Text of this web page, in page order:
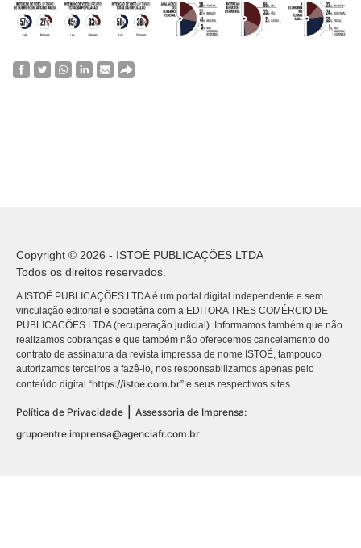
Copyright © 2026 - ISTOÉ PUBLICAÇÕES LTDA
Todos os direitos reservados.
A ISTOÉ PUBLICAÇÕES LTDA é um portal digital independente e sem
vinculação editorial e societária com a EDITORA TRES COMÉRCIO DE
PUBLICACÕES LTDA (recuperação judicial). Informamos também que não
realizamos cobranças e que também não oferecemos cancelamento do
contrato de assinatura da revista impressa de nome ISTOÉ, tampouco
autorizamos terceiros a fazê-lo, nos responsabilizamos apenas pelo
conteúdo digital “https://istoe.com.br” e seus respectivos sites.
Política de Privacidade
Assessoria de Imprensa:
grupoentre.imprensa@agenciafr.com.br